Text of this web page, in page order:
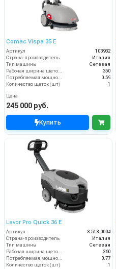
Comac Vispa 35 Е
Артикул
103932
Страна-производитель
Италия
Тип машины
Сетевая
350
0.59
Количество щеток (шт)
1
Цена
245 000 руб.
Купить
Lavor Pro Quick 36 E
Артикул
8.518.0004
Страна-производитель
Италия
Тип машины
Сетевая
360
0.77
Количество щеток (шт)
1